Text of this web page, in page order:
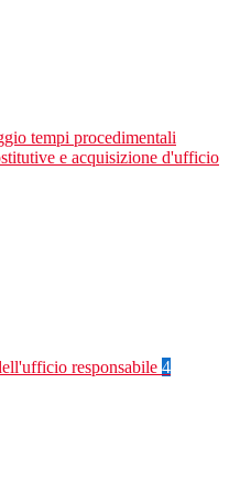
tempi procedimentali
e acquisizione d'ufficio
responsabile 4